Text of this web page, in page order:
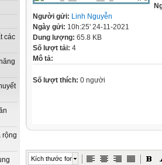
các
rộng
Người gửi: Linh Nguyễn
Ngày gửi: 10h:25' 24-11-2021
Dung lượng: 65.8 KB
Số lượt tải: 4
Mô tả:
Số lượt thích: 0 người
Kích thước font